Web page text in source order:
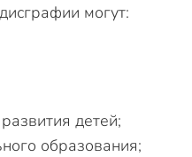
могут:
детей;
образования;